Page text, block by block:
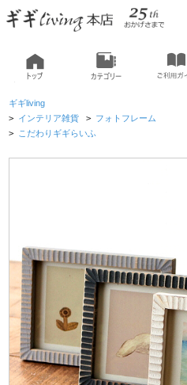
ギギliving
> インテリア雑貨 > フォトフレーム
> こだわりギギらいふ